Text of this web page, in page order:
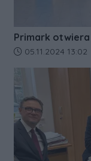
Primark
Data dodania
05.11.2024 13:02